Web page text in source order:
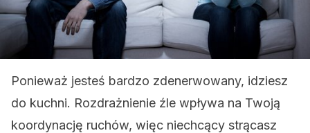
Ponieważ jesteś bardzo zdenerwowany, idziesz
do kuchni. Rozdrażnienie źle wpływa na Twoją
koordynację ruchów, więc niechcący strącasz